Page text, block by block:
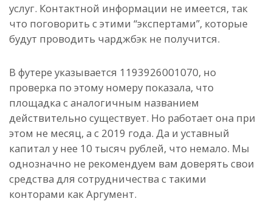
услуг. Контактной информации не имеется, так
что поговорить с этими “экспертами”, которые
будут проводить чарджбэк не получится.
В футере указывается 1193926001070, но
проверка по этому номеру показала, что
площадка с аналогичным названием
действительно существует. Но работает она при
этом не месяц, а с 2019 года. Да и уставный
капитал у нее 10 тысяч рублей, что немало. Мы
однозначно не рекомендуем вам доверять свои
средства для сотрудничества с такими
конторами как Аргумент.